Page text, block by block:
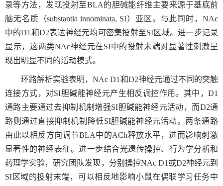
录等方法，发现投射至BLA的胆碱能纤维主要来源于基底前
脑无名质（substantia innominata, SI）亚区。与此同时，NAc
中的D1 和D2表达神经元均可密集投射至SI区域。进一步记录
显示，这两类NAc神经元在SI中的投射末端对显著性刺激呈
现出明显不同的活动模式。
环路解析实验表明，NAc D1 和D2神经元通过不同的突触
连接方式，对SI胆碱能神经元产生相反调控作用。其中，D1
通路主要通过去抑制机制增强SI胆碱能神经元活动，而D2通
路则通过直接抑制机制降低SI胆碱能神经元活动。两条通路
由此以相反方向调节BLA中的ACh释放水平，进而影响刺激
显著性的神经表征。进一步结合光遗传操控、行为学分析和
药理学实验，研究团队发现，分别操控NAc D1 或D2神经元到
SI 区域的投射末端，可以相反地影响小鼠在偶联学习任务中